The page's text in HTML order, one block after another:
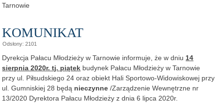
Tarnowie
KOMUNIKAT
Odsłony: 2101
Dyrekcja Pałacu Młodzieży w Tarnowie informuje, że w dniu 14
sierpnia 2020r. tj. piątek budynek Pałacu Młodzieży w Tarnowie
przy ul. Piłsudskiego 24 oraz obiekt Hali Sportowo-Widowiskowej przy
ul. Gumniskiej 28 będą nieczynne /Zarządzenie Wewnętrzne nr
13/2020 Dyrektora Pałacu Młodzieży z dnia 6 lipca 2020r.